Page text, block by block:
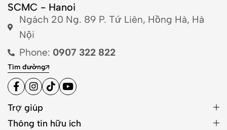
SCMC - Hanoi
Ngách 20 Ng. 89 P. Tứ Liên, Hồng Hà, Hà
Nội
Phone: 0907 322 822
Tìm đường
Trợ giúp
Thông tin hữu ích